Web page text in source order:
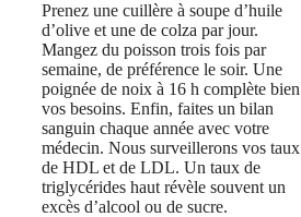
Prenez une cuillère à soupe d’huile
d’olive et une de colza par jour.
Mangez du poisson trois fois par
semaine, de préférence le soir. Une
poignée de noix à 16 h complète bien
vos besoins. Enfin, faites un bilan
sanguin chaque année avec votre
médecin. Nous surveillerons vos taux
de HDL et de LDL. Un taux de
triglycérides haut révèle souvent un
excès d’alcool ou de sucre.